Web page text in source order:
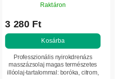
Raktáron
3 280 Ft
Kosárba
Professzionális nyirokdrenázs
masszázsolaj magas természetes
illóolaj-tartalommal: boróka, citrom,